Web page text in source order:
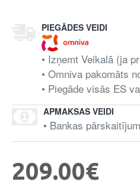
PIEGĀDES VEIDI
• Izņemt Veikalā (ja
• Omniva pakomāts
• Piegāde visās ES
APMAKSAS VEIDI
• Bankas
209.00€